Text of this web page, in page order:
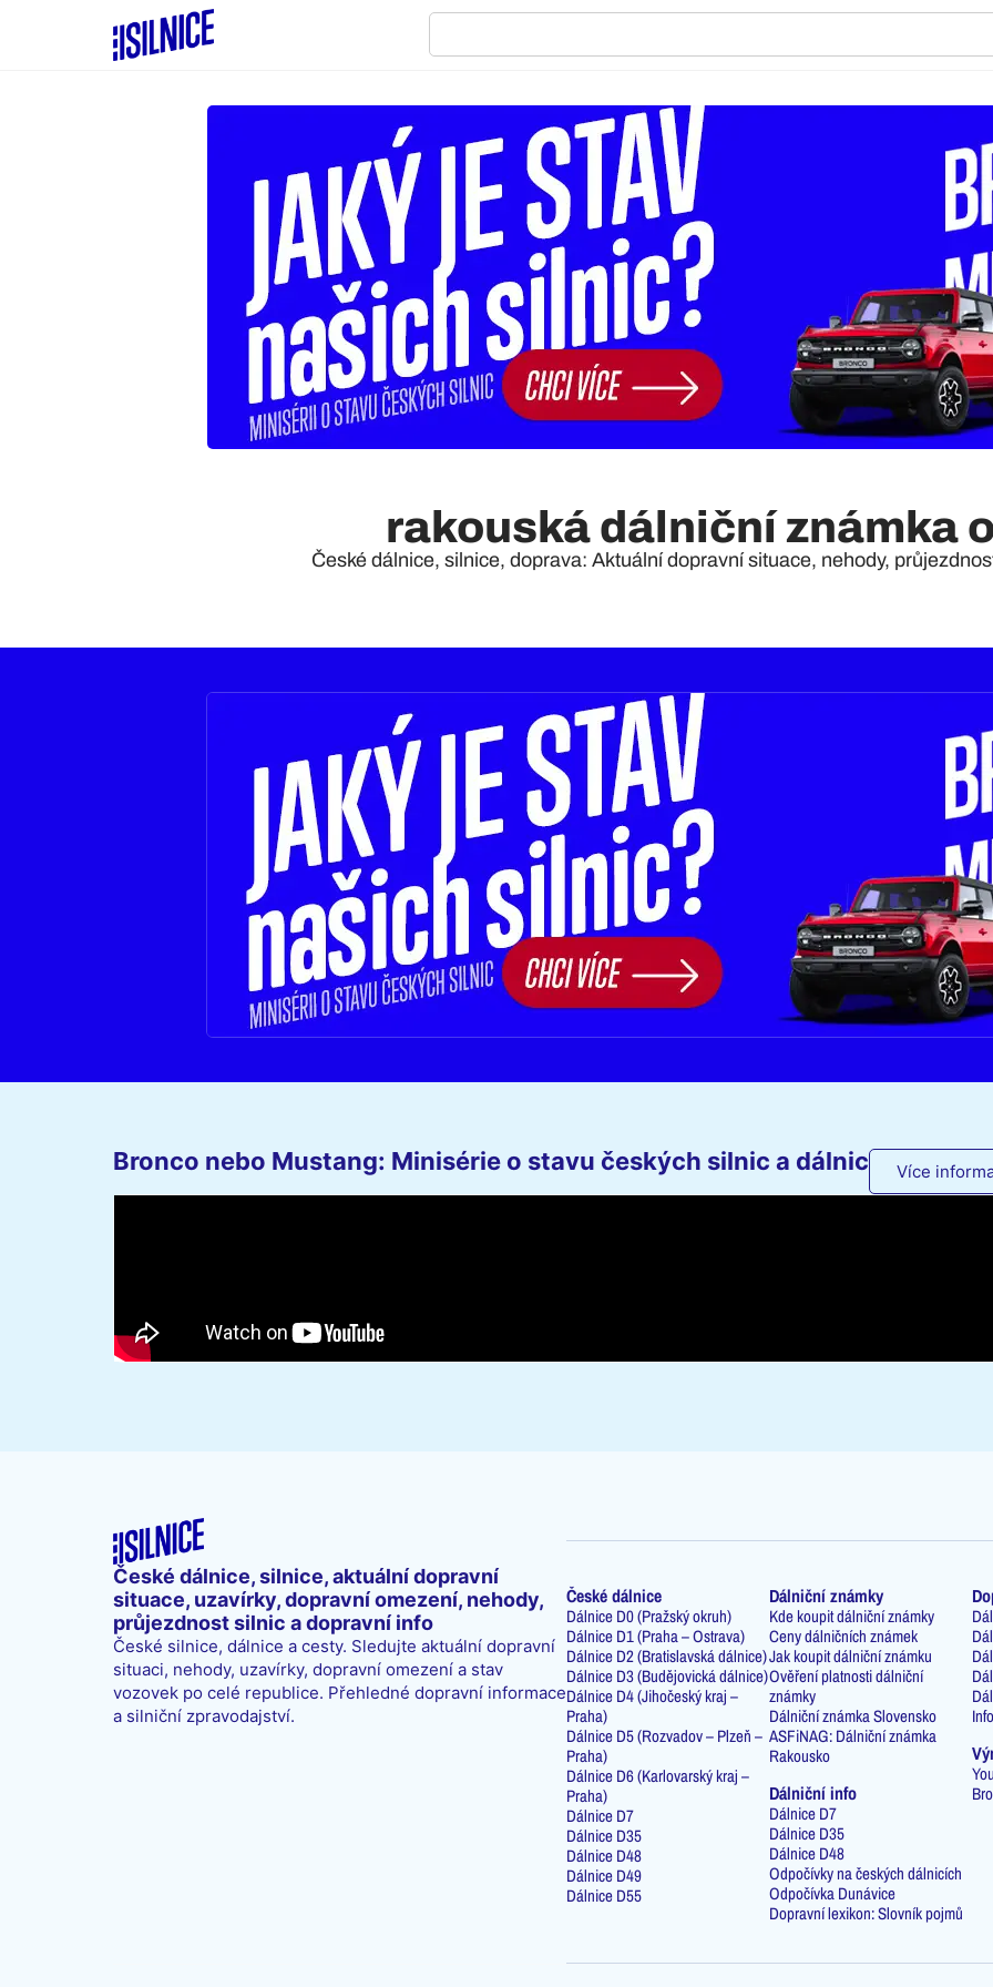
rakouská dálniční známka
České dálnice, silnice, doprava: Aktuální dopravní situace, nehody,
Bronco nebo Mustang: Minisérie o stavu českých silnic a dálnic Více
České dálnice, silnice, aktuální dopravní
situace, uzavírky, dopravní omezení, nehody,
průjezdnost silnic a dopravní info
České silnice, dálnice a cesty. Sledujte aktuální dopravní
situaci, nehody, uzavírky, dopravní omezení a stav
vozovek po celé republice. Přehledné dopravní informace
a silniční zpravodajství.
České dálnice
Dálnice D0 (Pražský okruh)
Dálnice D1 (Praha – Ostrava)
Dálnice D2 (Bratislavská dálnice)
Dálnice D3 (Budějovická dálnice)
Dálnice D4 (Jihočeský kraj –
Praha)
Dálnice D5 (Rozvadov – Plzeň –
Praha)
Dálnice D6 (Karlovarský kraj –
Praha)
Dálnice D7
Dálnice D35
Dálnice D48
Dálnice D49
Dálnice D55
Dálniční známky
Kde koupit dálniční známky
Ceny dálničních známek
Jak koupit dálniční známku
Ověření platnosti dálniční
známky
Dálniční známka Slovensko
ASFiNAG: Dálniční známka
Rakousko
Dálniční info
Dálnice D7
Dálnice D35
Dálnice D48
Odpočívky na českých dálnicích
Odpočívka Dunávice
Dopravní lexikon: Slovník pojmů